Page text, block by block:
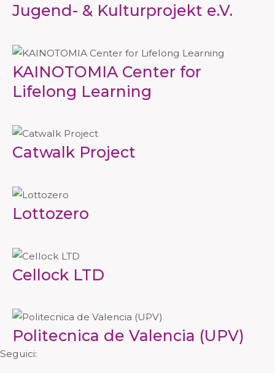
Jugend- & Kulturprojekt e.V.
KAINOTOMIA Center for
Lifelong Learning
Catwalk Project
Lottozero
Cellock LTD
Politecnica de Valencia (UPV)
Seguici: